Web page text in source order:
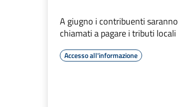
A giugno i contribuenti saranno
chiamati a pagare i tributi locali
Accesso all'informazione